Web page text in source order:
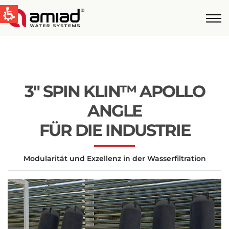
Global
English
United States
English
Australia
English
3″ SPIN KLIN™ APOLLO
ANGLE
FÜR DIE INDUSTRIE
Modularität und Exzellenz in der Wasserfiltration